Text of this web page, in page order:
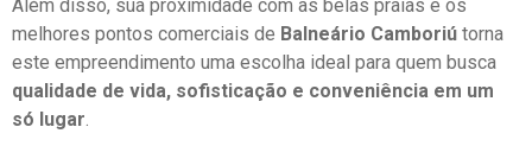
Além disso, sua proximidade com as belas praias e os
melhores pontos comerciais de Balneário Camboriú torna
este empreendimento uma escolha ideal para quem busca
qualidade de vida, sofisticação e conveniência em um
só lugar.